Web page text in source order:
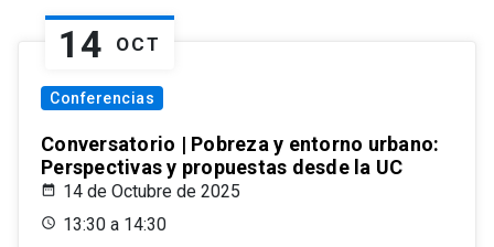
14 OCT
Conferencias
Conversatorio | Pobreza y entorno urbano:
Perspectivas y propuestas desde la UC
14 de Octubre de 2025
13:30 a 14:30